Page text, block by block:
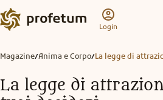
Login
Magazine/Anima e Corpo/La legge di
La legge di